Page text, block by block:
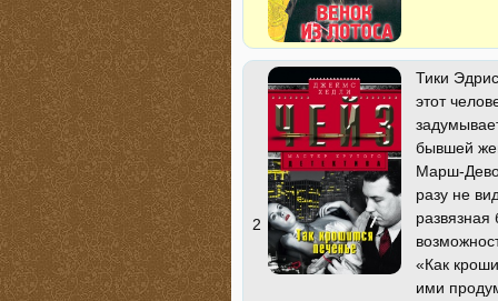
2
Тики
этот
бывшей
Марш-
разу не
«Как
ими